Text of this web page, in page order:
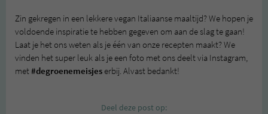
Zin gekregen in een lekkere vegan Italiaanse maaltijd? We hopen je
voldoende inspiratie te hebben gegeven om aan de slag te gaan!
Laat je het ons weten als je één van onze recepten maakt? We
vinden het super leuk als je een foto met ons deelt via Instagram,
met#degroenemeisjes erbij. Alvast bedankt!
Deel deze post op: